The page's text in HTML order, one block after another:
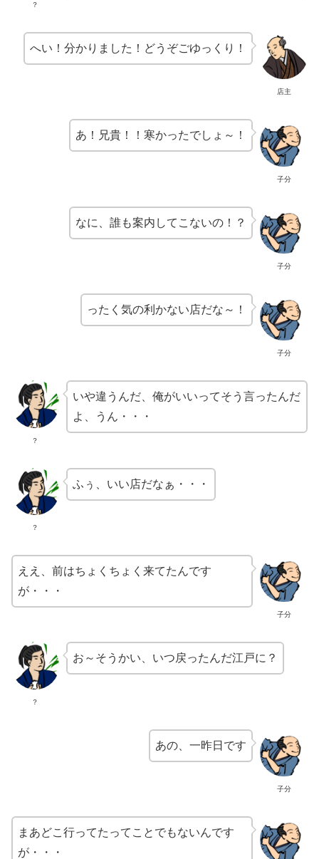
？
店主
へい！分かりました！どうぞごゆっくり！
子分
あ！兄貴！！寒かったでしょ～！
子分
なに、誰も案内してこないの！？
子分
ったく気の利かない店だな～！
？
いや違うんだ、俺がいいってそう言ったんだ
よ、うん・・・
？
ふぅ、いい店だなぁ・・・
子分
ええ、前はちょくちょく来てたんです
が・・・
？
お～そうかい、いつ戻ったんだ江戸に？
子分
あの、一昨日です
まあどこ行ってたってことでもないんです
が・・・